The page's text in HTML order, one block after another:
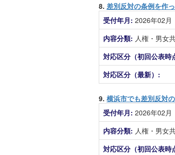
8. 差別反対の条例を作
受付年月: 2026年02月
内容分類: 人権・男女
対応区分（初回公表
対応区分（最新）:
9. 横浜市でも差別反対
受付年月: 2026年02月
内容分類: 人権・男女
対応区分（初回公表